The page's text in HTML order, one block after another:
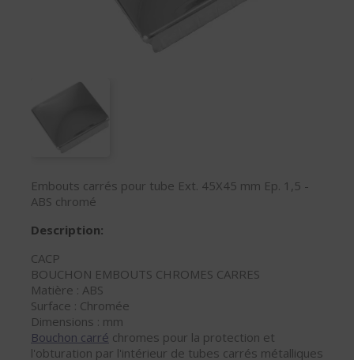
Embouts carrés pour tube Ext. 45X45 mm Ep. 1,5 -
ABS chromé
Description:
CACP
BOUCHON EMBOUTS CHROMES CARRES
Matière : ABS
Surface : Chromée
Dimensions : mm
Bouchon carré chromes pour la protection et
l'obturation par l'intérieur de tubes carrés métalliques